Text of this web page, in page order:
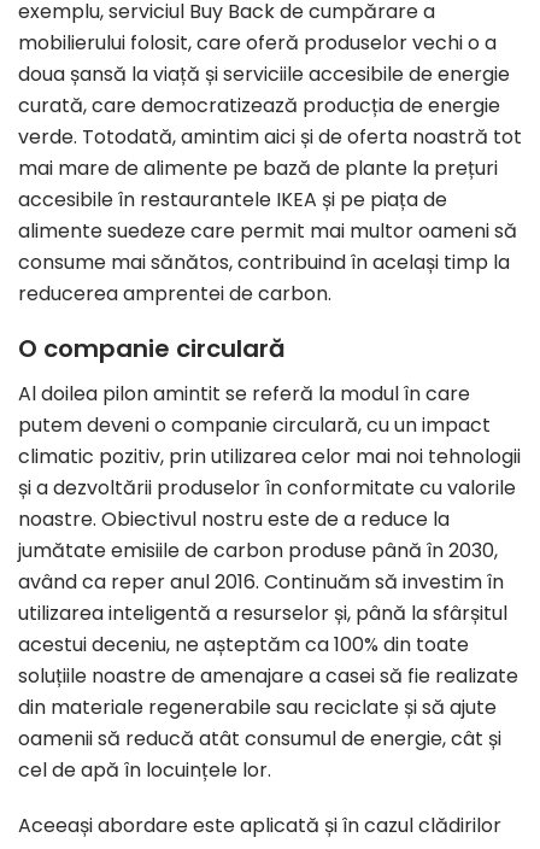
exemplu, serviciul Buy Back de cumpărare a
mobilierului folosit, care oferă produselor vechi o a
doua șansă la viață și serviciile accesibile de energie
curată, care democratizează producția de energie
verde. Totodată, amintim aici și de oferta noastră tot
mai mare de alimente pe bază de plante la prețuri
accesibile în restaurantele IKEA și pe piața de
alimente suedeze care permit mai multor oameni să
consume mai sănătos, contribuind în același timp la
reducerea amprentei de carbon.
O companie circulară
Al doilea pilon amintit se referă la modul în care
putem deveni o companie circulară, cu un impact
climatic pozitiv, prin utilizarea celor mai noi tehnologii
și a dezvoltării produselor în conformitate cu valorile
noastre. Obiectivul nostru este de a reduce la
jumătate emisiile de carbon produse până în 2030,
având ca reper anul 2016. Continuăm să investim în
utilizarea inteligentă a resurselor și, până la sfârșitul
acestui deceniu, ne așteptăm ca 100% din toate
soluțiile noastre de amenajare a casei să fie realizate
din materiale regenerabile sau reciclate și să ajute
oamenii să reducă atât consumul de energie, cât și
cel de apă în locuințele lor.
Aceeași abordare este aplicată și în cazul clădirilor